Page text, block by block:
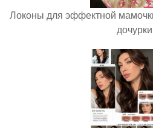
Локоны для эффектной